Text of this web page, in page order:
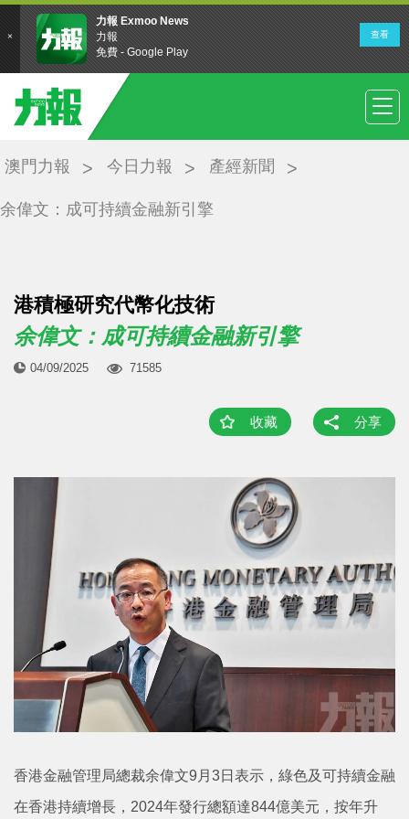
澳門力報 今日力報 產經新聞
余偉文：成可持續金融新引擎
港積極研究代幣化技術
余偉文：成可持續金融新引擎
04/09/2025 71585
收藏 分享
香港金融管理局總裁余偉文9月3日表示，綠色及可持續金融
在香港持續增長，2024年發行總額達844億美元，按年升